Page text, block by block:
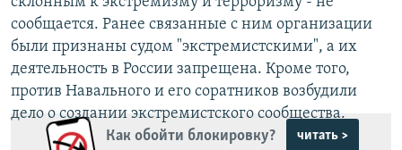
сообщается. Ранее связанные с ним организации
были признаны судом "экстремистскими", а их
деятельность в России запрещена. Кроме того,
против Навального и его соратников возбудили
дело о создании экстремистского сообщества.
Как обойти блокировку?
читать >